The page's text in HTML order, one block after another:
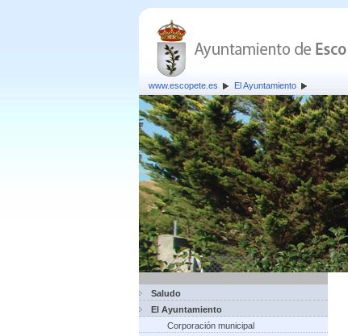
www.escopete.es El Ayuntamiento
Saludo
El Ayuntamiento
Corporación municipal